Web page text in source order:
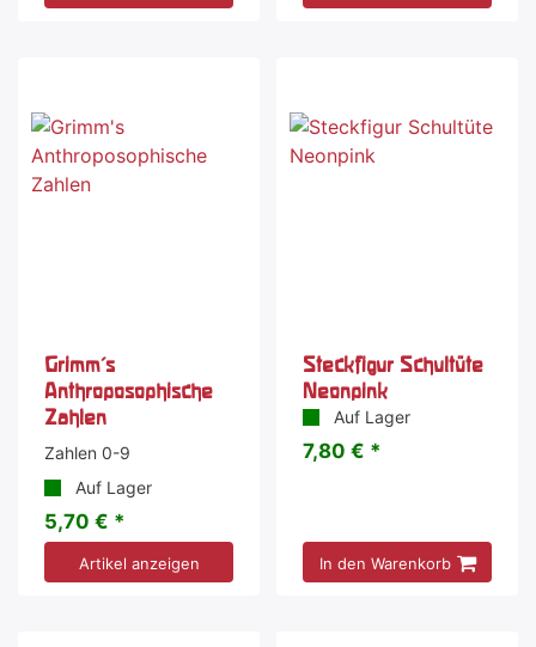
Grimm's
Anthroposophische
Zahlen
Zahlen 0-9
Auf Lager
5,70 € *
Artikel anzeigen
Steckfigur Schultüte
Neonpink
Auf Lager
7,80 € *
In den Warenkorb